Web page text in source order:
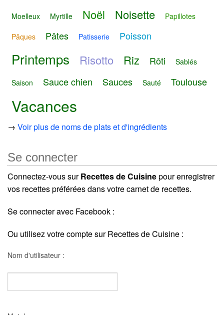
Moelleux Myrtille Noël Noisette Papillotes
Pâques Pâtes Patisserie Poisson
Printemps Risotto Riz Rôti Sablés
Saison Sauce chien Sauces Sauté Toulouse
Vacances
→ Voir plus de noms de plats et d'ingrédients
Se connecter
Connectez-vous surRecettes de Cuisinepour enregistrer
vos recettes préférées dans votre carnet de recettes.
Se connecter avec Facebook :
Ou utilisez votre compte sur Recettes de Cuisine :
Nom d'utilisateur :